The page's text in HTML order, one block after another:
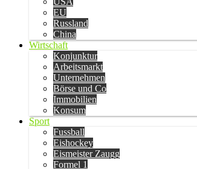
EU
Russland
China
Wirtschaft
Konjunktur
Arbeitsmarkt
Unternehmen
Börse und Co
Immobilien
Konsum
Sport
Fussball
Eishockey
Eismeister Zaugg
Formel 1